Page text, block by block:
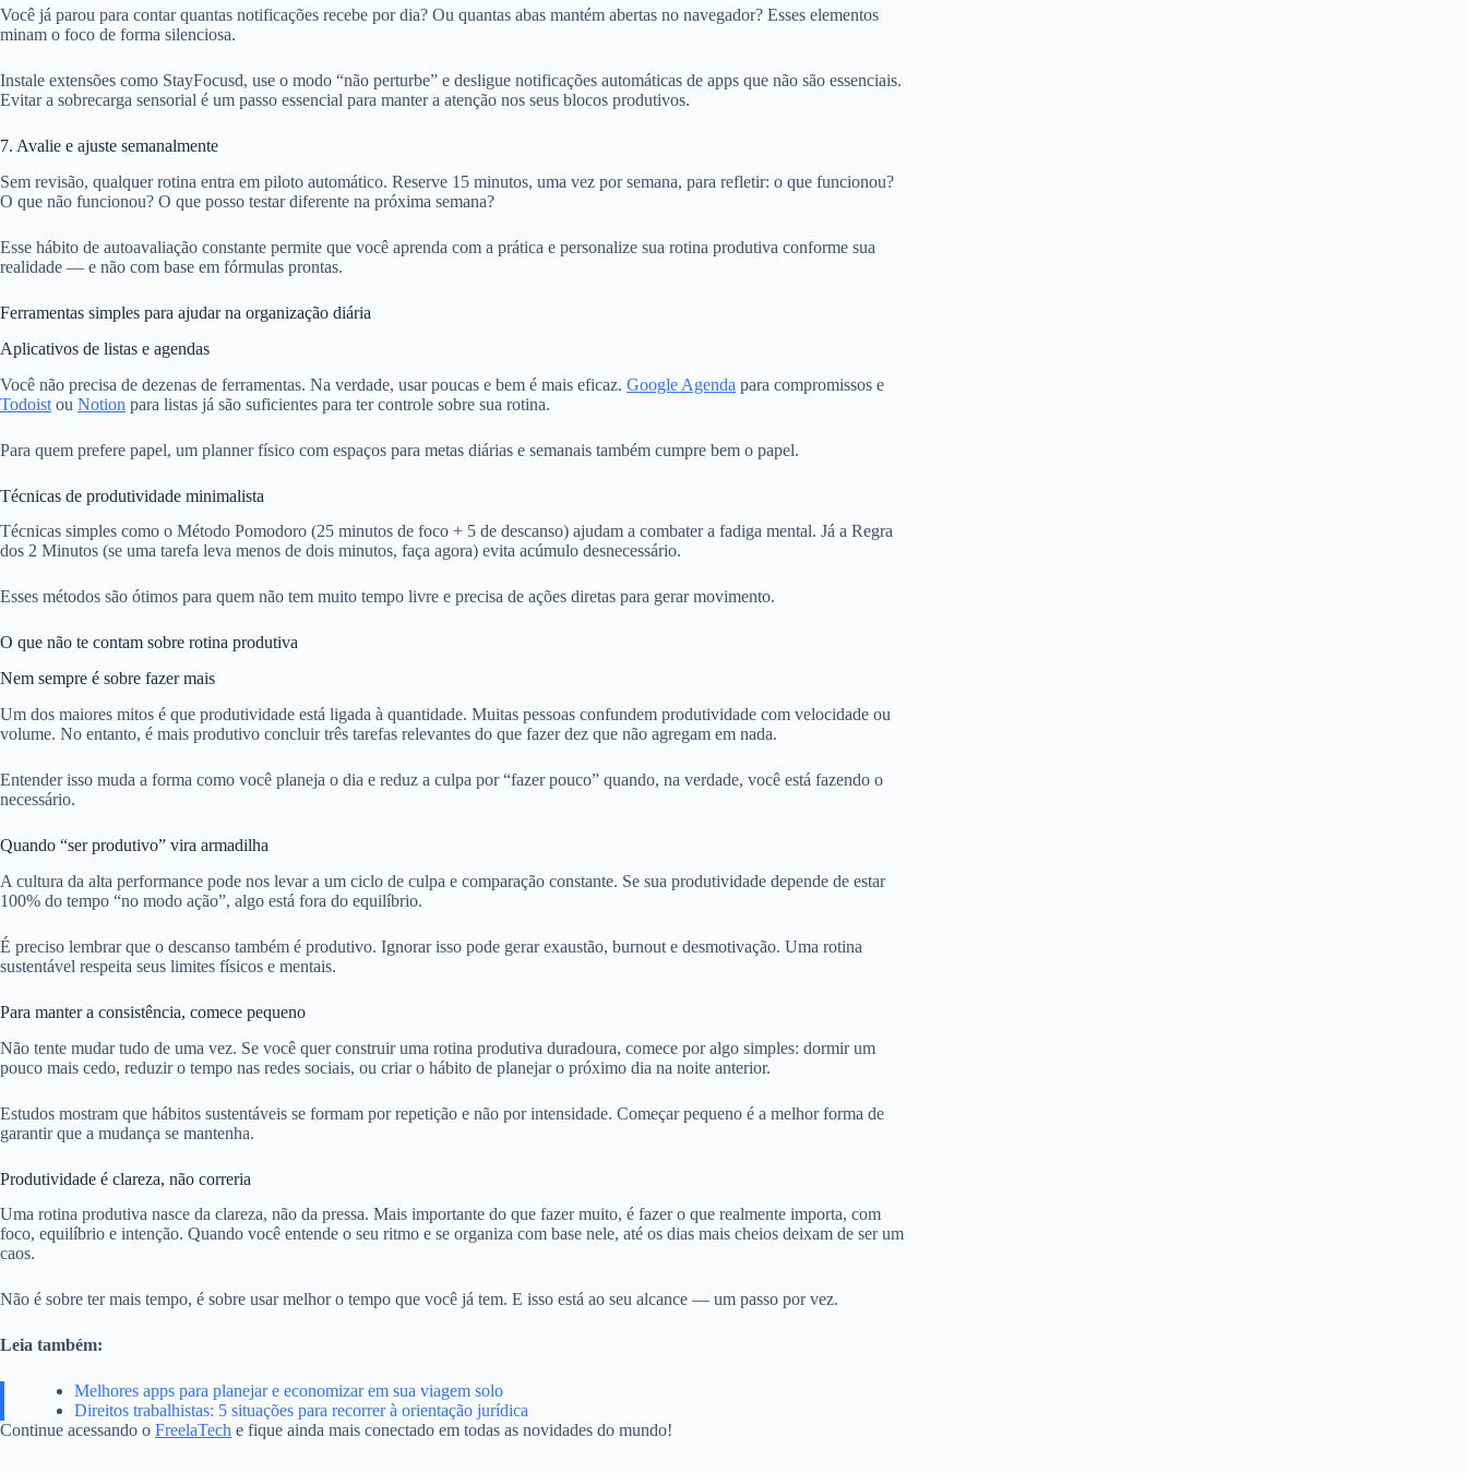
Você já parou para contar quantas notificações recebe por dia? Ou quantas abas mantém abertas no navegador? Esses elementos
minam o foco de forma silenciosa.
Instale extensões como StayFocusd, use o modo “não perturbe” e desligue notificações automáticas de apps que não são essenciais.
Evitar a sobrecarga sensorial é um passo essencial para manter a atenção nos seus blocos produtivos.
7. Avalie e ajuste semanalmente
Sem revisão, qualquer rotina entra em piloto automático. Reserve 15 minutos, uma vez por semana, para refletir: o que funcionou?
O que não funcionou? O que posso testar diferente na próxima semana?
Esse hábito de autoavaliação constante permite que você aprenda com a prática e personalize sua rotina produtiva conforme sua
realidade — e não com base em fórmulas prontas.
Ferramentas simples para ajudar na organização diária
Aplicativos de listas e agendas
Você não precisa de dezenas de ferramentas. Na verdade, usar poucas e bem é mais eficaz. Google Agenda para compromissos e
Todoist ou Notion para listas já são suficientes para ter controle sobre sua rotina.
Para quem prefere papel, um planner físico com espaços para metas diárias e semanais também cumpre bem o papel.
Técnicas de produtividade minimalista
Técnicas simples como o Método Pomodoro (25 minutos de foco + 5 de descanso) ajudam a combater a fadiga mental. Já a Regra
dos 2 Minutos (se uma tarefa leva menos de dois minutos, faça agora) evita acúmulo desnecessário.
Esses métodos são ótimos para quem não tem muito tempo livre e precisa de ações diretas para gerar movimento.
O que não te contam sobre rotina produtiva
Nem sempre é sobre fazer mais
Um dos maiores mitos é que produtividade está ligada à quantidade. Muitas pessoas confundem produtividade com velocidade ou
volume. No entanto, é mais produtivo concluir três tarefas relevantes do que fazer dez que não agregam em nada.
Entender isso muda a forma como você planeja o dia e reduz a culpa por “fazer pouco” quando, na verdade, você está fazendo o
necessário.
Quando “ser produtivo” vira armadilha
A cultura da alta performance pode nos levar a um ciclo de culpa e comparação constante. Se sua produtividade depende de estar
100% do tempo “no modo ação”, algo está fora do equilíbrio.
É preciso lembrar que o descanso também é produtivo. Ignorar isso pode gerar exaustão, burnout e desmotivação. Uma rotina
sustentável respeita seus limites físicos e mentais.
Para manter a consistência, comece pequeno
Não tente mudar tudo de uma vez. Se você quer construir uma rotina produtiva duradoura, comece por algo simples: dormir um
pouco mais cedo, reduzir o tempo nas redes sociais, ou criar o hábito de planejar o próximo dia na noite anterior.
Estudos mostram que hábitos sustentáveis se formam por repetição e não por intensidade. Começar pequeno é a melhor forma de
garantir que a mudança se mantenha.
Produtividade é clareza, não correria
Uma rotina produtiva nasce da clareza, não da pressa. Mais importante do que fazer muito, é fazer o que realmente importa, com
foco, equilíbrio e intenção. Quando você entende o seu ritmo e se organiza com base nele, até os dias mais cheios deixam de ser um
caos.
Não é sobre ter mais tempo, é sobre usar melhor o tempo que você já tem. E isso está ao seu alcance — um passo por vez.
Leia também:
Melhores apps para planejar e economizar em sua viagem solo
Direitos trabalhistas: 5 situações para recorrer à orientação jurídica
Continue acessando o FreelaTech e fique ainda mais conectado em todas as novidades do mundo!